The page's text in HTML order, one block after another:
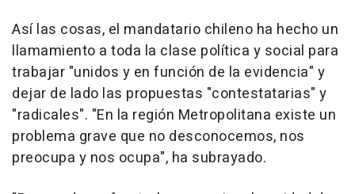
Así las cosas, el mandatario chileno ha hecho un
llamamiento a toda la clase política y social para
trabajar "unidos y en función de la evidencia" y
dejar de lado las propuestas "contestatarias" y
"radicales". "En la región Metropolitana existe un
problema grave que no desconocemos, nos
preocupa y nos ocupa", ha subrayado.